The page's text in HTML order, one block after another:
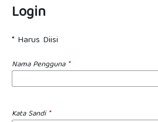
Login
* Harus Diisi
Nama Pengguna *
Kata Sandi *